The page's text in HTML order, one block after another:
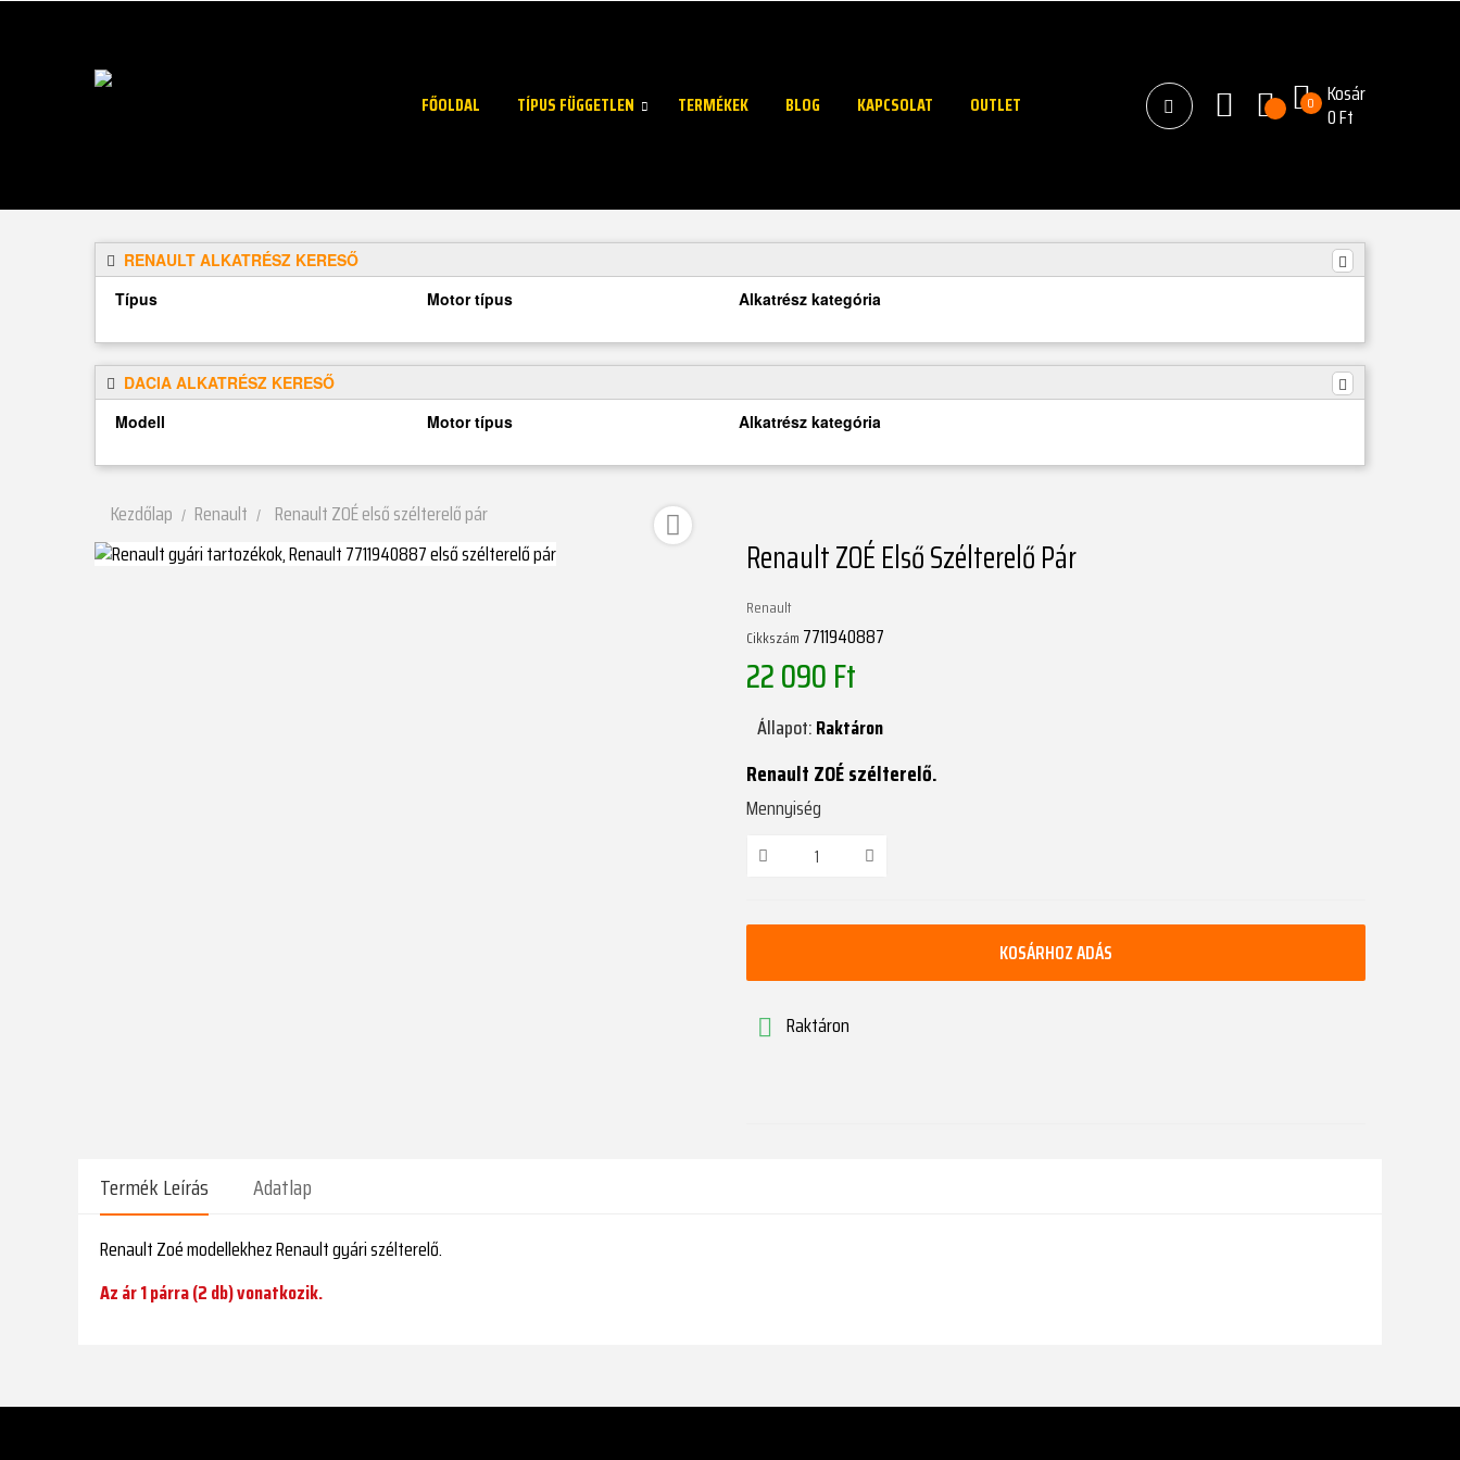
FŐOLDAL TÍPUS FÜGGETLEN TERMÉKEK BLOG KAPCSOLAT OUTLET 0 Kosár
0 Ft
RENAULT ALKATRÉSZ KERESŐ
Típus
Motor típus Alkatrész kategória
DACIA ALKATRÉSZ KERESŐ
Modell
Motor típus Alkatrész kategória
Kezdőlap Renault Renault ZOÉ első szélterelő pár 
Renault ZOÉ Első Szélterelő Pár
Renault
Cikkszám 7711940887
22 090 Ft
Állapot:Raktáron
Renault ZOÉ szélterelő.
Mennyiség
KOSÁRHOZ ADÁS
 Raktáron
Termék Leírás Adatlap
Renault Zoé modellekhez Renault gyári szélterelő.
Az ár 1 párra (2 db) vonatkozik.